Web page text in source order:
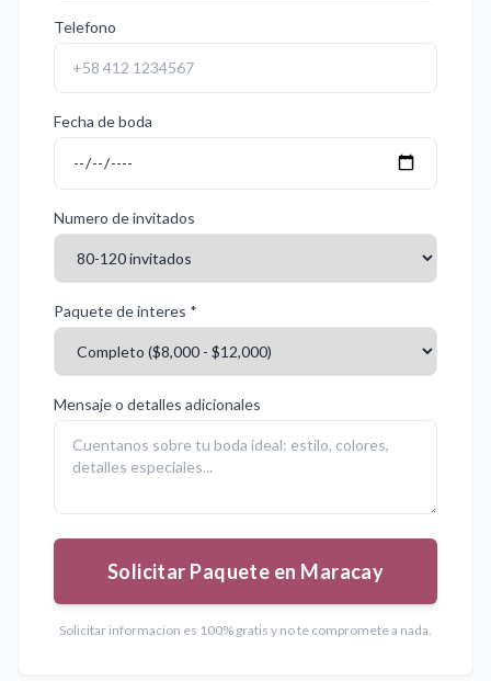
Telefono
Fecha de boda
Numero de invitados
Paquete de interes *
Mensaje o detalles adicionales
Solicitar Paquete en Maracay
Solicitar informacion es 100% gratis y no te compromete a nada.